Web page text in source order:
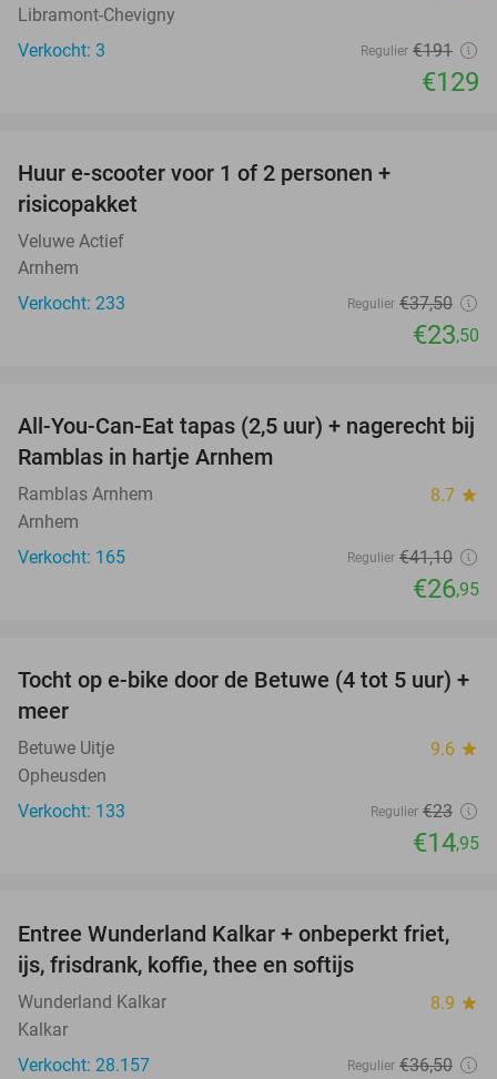
Libramont-Chevigny
Verkocht: 3
Regulier €191
€129
Huur e-scooter voor 1 of 2 personen +
risicopakket
Veluwe Actief
Arnhem
Verkocht: 233
Regulier €37,50
€23,50
34%
All-You-Can-Eat tapas (2,5 uur) + nagerecht bij
Ramblas in hartje Arnhem
Ramblas Arnhem 8.7 star
Arnhem
Verkocht: 165
Regulier €41,10
€26,95
35%
Tocht op e-bike door de Betuwe (4 tot 5 uur) +
meer
Betuwe Uitje 9.6 star
Opheusden
Verkocht: 133
Regulier €23
€14,95
32%
Entree Wunderland Kalkar + onbeperkt friet,
ijs, frisdrank, koffie, thee en softijs
Wunderland Kalkar 8.9 star
Kalkar
Verkocht: 28.157
Regulier €36,50